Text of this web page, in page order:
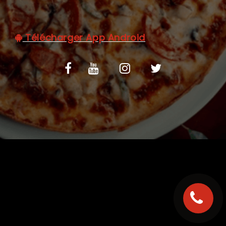
C.G.V
Télécharger App Android